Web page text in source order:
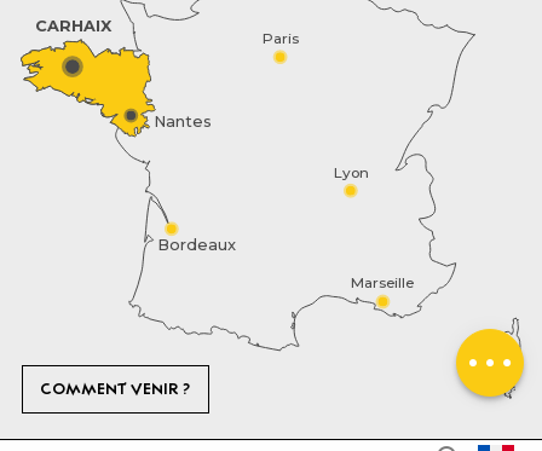
Prestations
email
Paris
Marseille
Lyon
Bordeaux
Nantes
CARHAIX
COMMENT VENIR ?